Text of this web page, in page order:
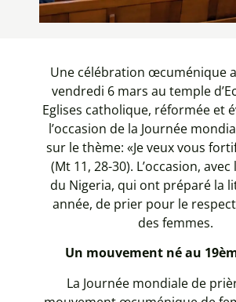
Une célébration œcuménique
vendredi 6 mars au temple
Eglises catholique, réformée et
l’occasion de la Journée
sur le thème: «Je veux vous
(Mt 11, 28-30). L’occasion,
du Nigeria, qui ont préparé la
année, de prier pour le
des femmes.
Un mouvement né au
La Journée mondiale de